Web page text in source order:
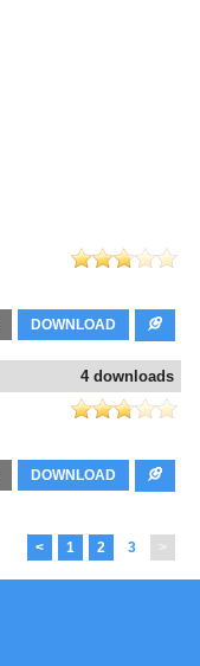
DOWNLOAD
4 downloads
DOWNLOAD
< 1 2 3 >